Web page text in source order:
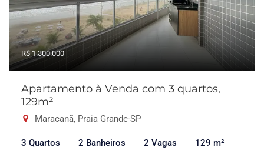
R$ 1.300.000
Apartamento à Venda com 3 quartos,
129m²
Maracanã, Praia Grande-SP
3 Quartos 2 Banheiros 2 Vagas 129 m²